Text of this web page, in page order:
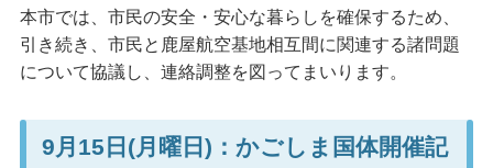
本市では、市民の安全・安心な暮らしを確保するため、
引き続き、市民と鹿屋航空基地相互間に関連する諸問題
について協議し、連絡調整を図ってまいります。
9月15日(月曜日)：かごしま国体開催記